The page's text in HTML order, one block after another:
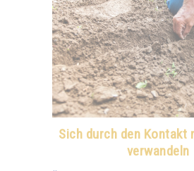
Sich durch den Kontakt
verwandeln